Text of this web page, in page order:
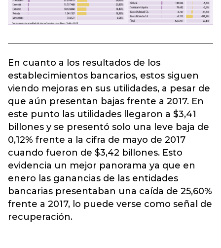
En cuanto a los resultados de los
establecimientos bancarios, estos siguen
viendo mejoras en sus utilidades, a pesar de
que aún presentan bajas frente a 2017. En
este punto las utilidades llegaron a $3,41
billones y se presentó solo una leve baja de
0,12% frente a la cifra de mayo de 2017
cuando fueron de $3,42 billones. Esto
evidencia un mejor panorama ya que en
enero las ganancias de las entidades
bancarias presentaban una caída de 25,60%
frente a 2017, lo puede verse como señal de
recuperación.